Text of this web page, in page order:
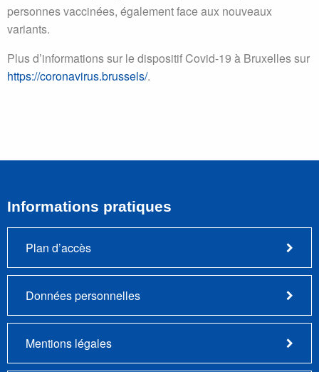
personnes vaccinées, également face aux nouveaux
variants.
Plus d’informations sur le dispositif Covid-19 à Bruxelles sur
https://coronavirus.brussels/.
Informations pratiques
Plan d’accès
Données personnelles
Mentions légales